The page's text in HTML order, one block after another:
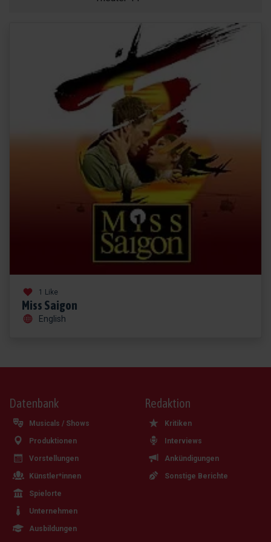
1 Like
Miss Saigon
English
Datenbank
Musicals / Shows
Produktionen
Vorstellungen
Künstler*innen
Spielorte
Unternehmen
Ausbildungen
Redaktion
Kritiken
Interviews
Ankündigungen
Sonstige Berichte